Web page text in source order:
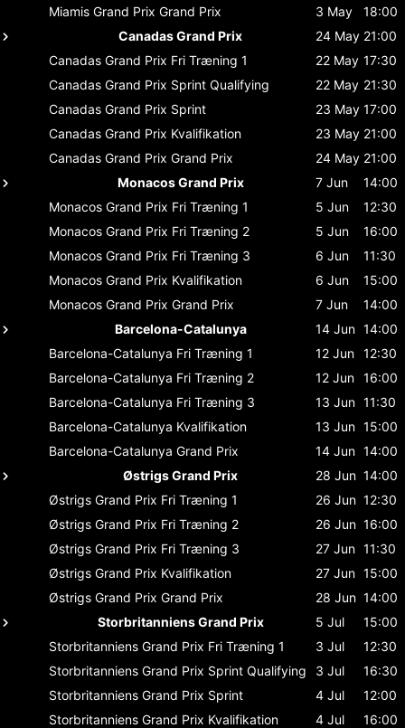
Miamis Grand Prix Grand Prix 3 May
18:00
Canadas Grand Prix
24 May 21:00
Canadas Grand Prix Fri Træning 1 22 May 17:30
Canadas Grand Prix Sprint Qualifying 22 May 21:30
Canadas Grand Prix Sprint 23 May 17:00
Canadas Grand Prix Kvalifikation 23 May 21:00
Canadas Grand Prix Grand Prix 24 May 21:00
Monacos Grand Prix
7 Jun
14:00
Monacos Grand Prix Fri Træning 1 5 Jun
12:30
Monacos Grand Prix Fri Træning 2 5 Jun
16:00
Monacos Grand Prix Fri Træning 3 6 Jun
11:30
Monacos Grand Prix Kvalifikation 6 Jun
15:00
Monacos Grand Prix Grand Prix 7 Jun
14:00
Barcelona-Catalunya
14 Jun 14:00
Barcelona-Catalunya Fri Træning 1 12 Jun 12:30
Barcelona-Catalunya Fri Træning 2 12 Jun 16:00
Barcelona-Catalunya Fri Træning 3 13 Jun 11:30
Barcelona-Catalunya Kvalifikation 13 Jun 15:00
Barcelona-Catalunya Grand Prix 14 Jun 14:00
Østrigs Grand Prix
28 Jun 14:00
Østrigs Grand Prix Fri Træning 1 26 Jun 12:30
Østrigs Grand Prix Fri Træning 2 26 Jun 16:00
Østrigs Grand Prix Fri Træning 3 27 Jun 11:30
Østrigs Grand Prix Kvalifikation 27 Jun 15:00
Østrigs Grand Prix Grand Prix 28 Jun 14:00
Storbritanniens Grand Prix
5 Jul
15:00
Storbritanniens Grand Prix Fri Træning 1 3 Jul
12:30
Storbritanniens Grand Prix Sprint Qualifying 3 Jul
16:30
Storbritanniens Grand Prix Sprint 4 Jul
12:00
Storbritanniens Grand Prix Kvalifikation 4 Jul
16:00